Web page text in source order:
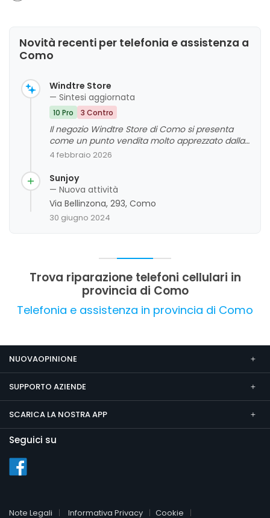
Novità recenti per telefonia e assistenza a
Como
Windtre Store
— Sintesi aggiornata
10 Pro 3 Contro
Il negozio Windtre Store di Como si presenta
come un punto vendita molto apprezzato dalla
clientela, che evidenzia principalmente la
personale. I clienti apprezzano l'attenzione al
supporto, la professionalità e l'ampia gamma di
servizi e prodotti offerti. Tuttavia, alcuni
commenti indicano che ci sono margini di
miglioramento riguardo ai tempi di attesa e alla
competente, che contribuisce a un'esperienza
4 febbraio 2026
Sunjoy
— Nuova attività
Via Bellinzona, 293, Como
30 giugno 2024
Trova riparazione telefoni cellulari in
provincia di Como
Telefonia e assistenza in provincia di Como
NUOVAOPINIONE
SUPPORTO AZIENDE
SCARICA LA NOSTRA APP
Seguici su
Note Legali Informativa Privacy Cookie